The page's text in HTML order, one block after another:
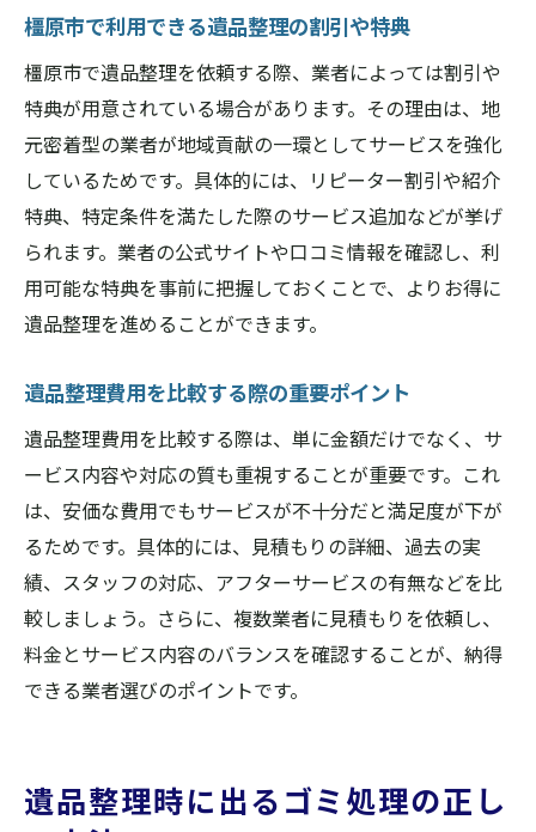
橿原市で利用できる遺品整理の割引や特典
橿原市で遺品整理を依頼する際、業者によっては割引や
特典が用意されている場合があります。その理由は、地
元密着型の業者が地域貢献の一環としてサービスを強化
しているためです。具体的には、リピーター割引や紹介
特典、特定条件を満たした際のサービス追加などが挙げ
られます。業者の公式サイトや口コミ情報を確認し、利
用可能な特典を事前に把握しておくことで、よりお得に
遺品整理を進めることができます。
遺品整理費用を比較する際の重要ポイント
遺品整理費用を比較する際は、単に金額だけでなく、サ
ービス内容や対応の質も重視することが重要です。これ
は、安価な費用でもサービスが不十分だと満足度が下が
るためです。具体的には、見積もりの詳細、過去の実
績、スタッフの対応、アフターサービスの有無などを比
較しましょう。さらに、複数業者に見積もりを依頼し、
料金とサービス内容のバランスを確認することが、納得
できる業者選びのポイントです。
遺品整理時に出るゴミ処理の正し